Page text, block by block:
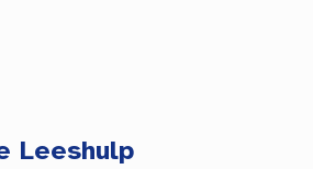
Leeshulp